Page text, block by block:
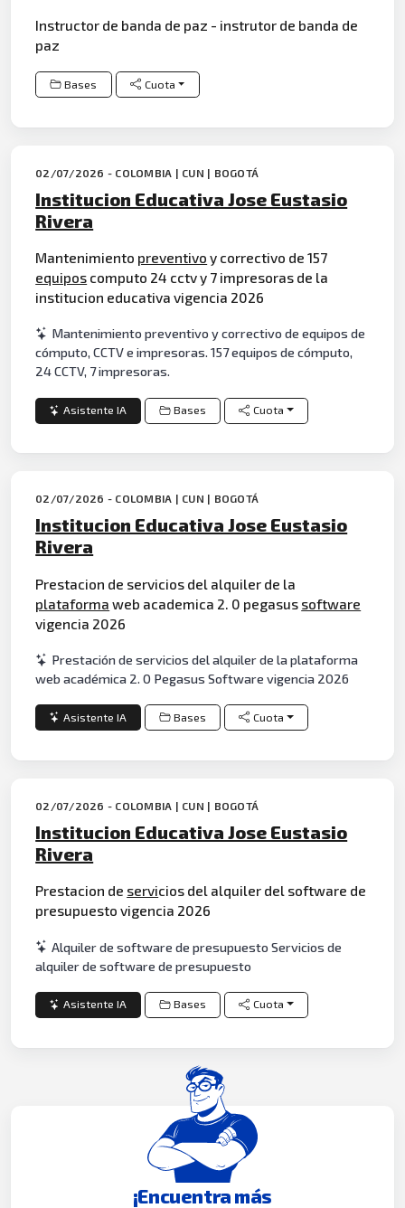
Instructor de banda de paz - instrutor de banda de
paz
Bases Cuota
02/07/2026 - COLOMBIA | CUN | BOGOTÁ
Institucion Educativa Jose Eustasio
Rivera
Mantenimiento preventivo y correctivo de 157
equipos computo 24 cctv y 7 impresoras de la
institucion educativa vigencia 2026
Mantenimiento preventivo y correctivo de equipos de
cómputo, CCTV e impresoras. 157 equipos de cómputo,
24 CCTV, 7 impresoras.
Asistente IA Bases Cuota
02/07/2026 - COLOMBIA | CUN | BOGOTÁ
Institucion Educativa Jose Eustasio
Rivera
Prestacion de servicios del alquiler de la
plataforma web academica 2. 0 pegasus software
vigencia 2026
Prestación de servicios del alquiler de la plataforma
web académica 2. 0 Pegasus Software vigencia 2026
Asistente IA Bases Cuota
02/07/2026 - COLOMBIA | CUN | BOGOTÁ
Institucion Educativa Jose Eustasio
Rivera
Prestacion de servicios del alquiler del software de
presupuesto vigencia 2026
Alquiler de software de presupuesto Servicios de
alquiler de software de presupuesto
Asistente IA Bases Cuota
¡Encuentra más